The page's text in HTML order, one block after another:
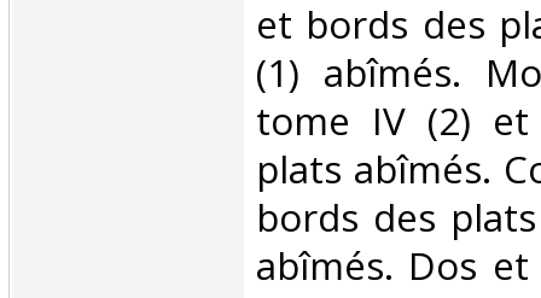
et bords des
(1) abîmés.
tome IV (2)
plats abîmés.
bords des
abîmés. Dos